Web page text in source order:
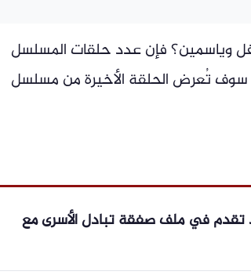
وياسمين؟ فإن عدد حلقات المسلسل
بدأ عرضه يوم 31 مايو الماضي سوف تُعرض الحلقة الأخيرة من مسلسل
في ملف صفقة تبادل الأسرى مع